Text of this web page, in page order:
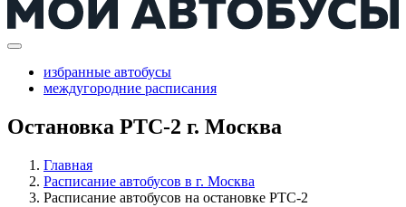
избранные автобусы
междугородние расписания
Остановка РТС-2 г. Москва
Главная
Расписание автобусов в г. Москва
Расписание автобусов на остановке РТС-2